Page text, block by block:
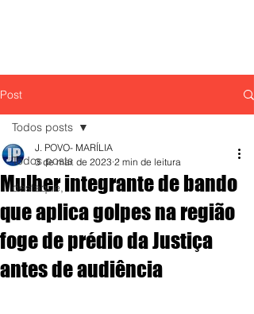
Post
Todos posts
destaque,
Todos posts
Mulher integrante de bando
que aplica golpes na região
foge de prédio da Justiça
antes de audiência
J. POVO- MARÍLIA
3 de mar. de 2023 2 min de leitura